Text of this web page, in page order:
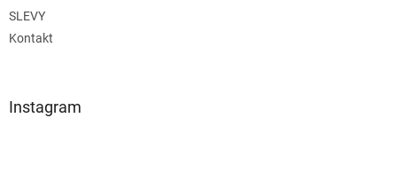
SLEVY
Kontakt
Instagram